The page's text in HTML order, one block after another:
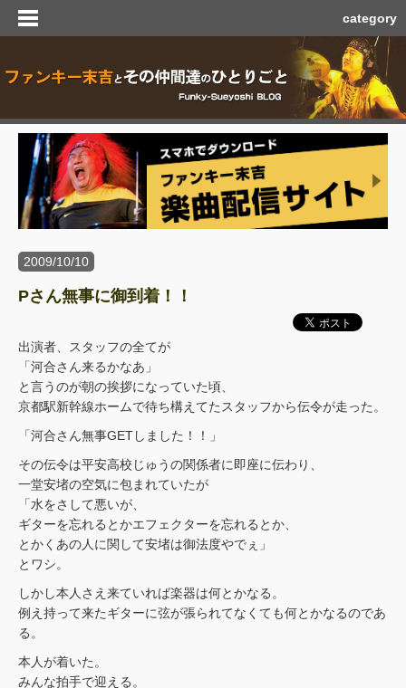
category
2009/10/10
Pさん無事に御到着！！
出演者、スタッフの全てが
「河合さん来るかなあ」
と言うのが朝の挨拶になっていた頃、
京都駅新幹線ホームで待ち構えてたスタッフから伝令が走った。
「河合さん無事GETしました！！」
その伝令は平安高校じゅうの関係者に即座に伝わり、
一堂安堵の空気に包まれていたが
「水をさして悪いが、
ギターを忘れるとかエフェクターを忘れるとか、
とかくあの人に関して安堵は御法度やでぇ」
とワシ。
しかし本人さえ来ていれば楽器は何とかなる。
例え持って来たギターに弦が張られてなくても何とかなるのであ
る。
本人が着いた。
みんな拍手で迎える。